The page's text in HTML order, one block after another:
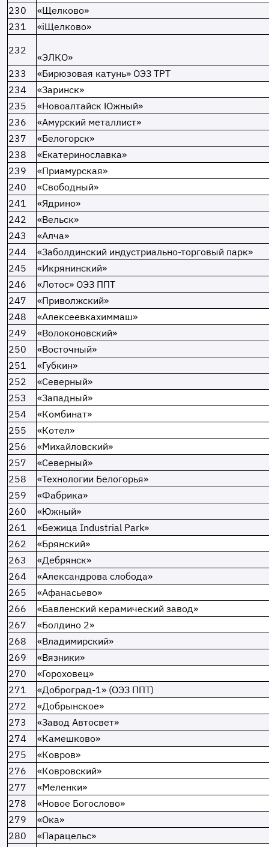
230
«Щелково»
231
«iЩелково»
232
«ЭЛКО»
233
«Бирюзовая катунь» ОЭЗ ТРТ
234
«Заринск»
235
«Новоалтайск Южный»
236
«Амурский металлист»
237
«Белогорск»
238
«Екатеринославка»
239
«Приамурская»
240
«Свободный»
241
«Ядрино»
242
«Вельск»
243
«Алча»
244
«Заболдинский индустриально-торговый парк»
245
«Икрянинский»
246
«Лотос» ОЭЗ ППТ
247
«Приволжский»
248
«Алексеевкахиммаш»
249
«Волоконовский»
250
«Восточный»
251
«Губкин»
252
«Северный»
253
«Западный»
254
«Комбинат»
255
«Котел»
256
«Михайловский»
257
«Северный»
258
«Технологии Белогорья»
259
«Фабрика»
260
«Южный»
261
«Бежица Industrial Park»
262
«Брянский»
263
«Дебрянск»
264
«Александрова слобода»
265
«Афанасьево»
266
«Бавленский керамический завод»
267
«Болдино 2»
268
«Владимирский»
269
«Вязники»
270
«Гороховец»
271
«Доброград-1» (ОЭЗ ППТ)
272
«Добрынское»
273
«Завод Автосвет»
274
«Камешково»
275
«Ковров»
276
«Ковровский»
277
«Меленки»
278
«Новое Богослово»
279
«Ока»
280
«Парацельс»